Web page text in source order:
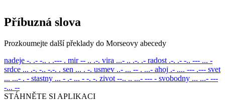
Příbuzná slova
Prozkoumejte další překlady do Morseovy abecedy
nadeje -. .- -.. . .--- . mir -- .. .-. vira ...- .. .-. .- radost .-. .- -.. --- ... -
srdce ... .-. -.. -.-. . sen ... . -. usmev ..- ... -- . ...- ahoj .- .... --- .--- svet
... ...- . - stastny ... - .- ... - -. -. zivot --.. .. ...- --- - svobodny ... ...- ---
-... --
STÁHNĚTE SI APLIKACI